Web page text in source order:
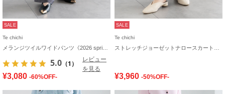
SALE
Te chichi
5.0 （1）
レビュー
を見る
¥3,080 -60%OFF-
SALE
Te chichi
¥3,960 -50%OFF-